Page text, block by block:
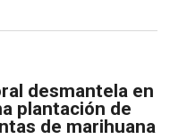
desmantela en
plantación de
de marihuana